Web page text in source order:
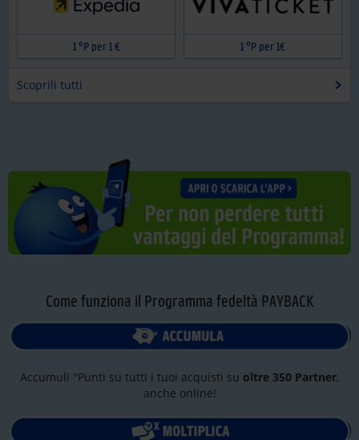
1 °P per 1 € 1 °P per 1€
Scoprili tutti
Come funziona il Programma fedeltà PAYBACK
Accumuli °Punti su tutti i tuoi acquisti su oltre 350 Partner,
anche online!